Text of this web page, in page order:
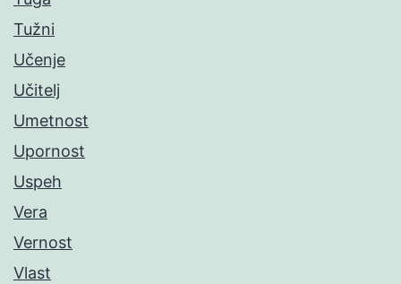
Tužni
Učenje
Učitelj
Umetnost
Upornost
Uspeh
Vera
Vernost
Vlast